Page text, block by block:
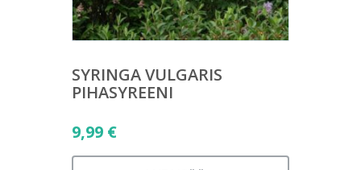
SYRINGA VULGARIS
PIHASYREENI
9,99 €